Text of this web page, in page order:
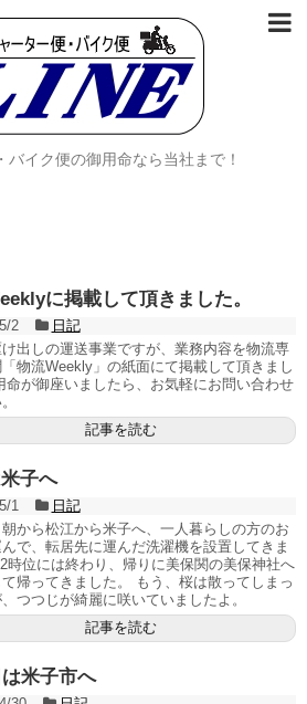
イク便の御用命なら当社まで！
に掲載して頂きました。
2
日記
出しの運送事業ですが、業務内容を物流専
「物流Weekly」の紙面にて掲載して頂きまし
命が御座いましたら、お気軽にお問い合わせ
記事を読む
子へ
1
日記
から松江から米子へ、一人暮らしの方のお
で、転居先に運んだ洗濯機を設置してきま
時位には終わり、帰りに美保関の美保神社へ
帰ってきました。 もう、桜は散ってしまっ
つつじが綺麗に咲いていましたよ。
記事を読む
米子市へ